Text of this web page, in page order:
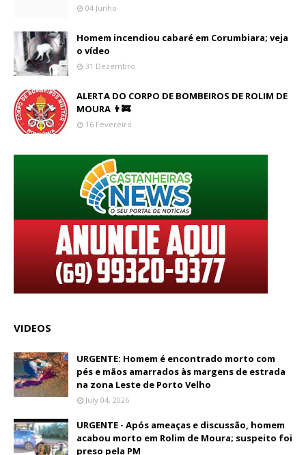
04 Junho
Homem incendiou cabaré em Corumbiara; veja
o vídeo
31 Dezembro
ALERTA DO CORPO DE BOMBEIROS DE ROLIM DE
MOURA 👨‍🚒
16 Fevereiro
VIDEOS
URGENTE: Homem é encontrado morto com
pés e mãos amarrados às margens de estrada
na zona Leste de Porto Velho
July 04, 2026
URGENTE - Após ameaças e discussão, homem
acabou morto em Rolim de Moura; suspeito foi
preso pela PM